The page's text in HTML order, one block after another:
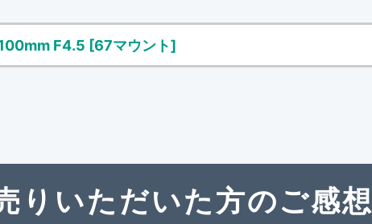
F4.5 [67マウント]
りいただいた方のご感想